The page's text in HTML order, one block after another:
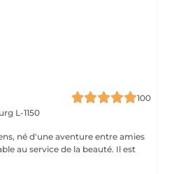
100
L-1150
né d'une aventure entre amies
au service de la beauté. Il est